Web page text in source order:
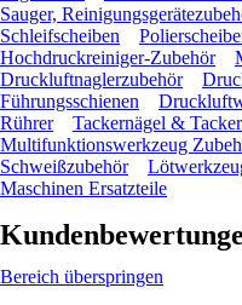
Sauger,
Schleifscheiben
Hochdruckreiniger-Zubehör
Druckluftnaglerzubehör
Führungsschienen
Rührer
Tackernägel &
Multifunktionswerkzeug
Schweißzubehör
Maschinen Ersatzteile
Bereich überspringen